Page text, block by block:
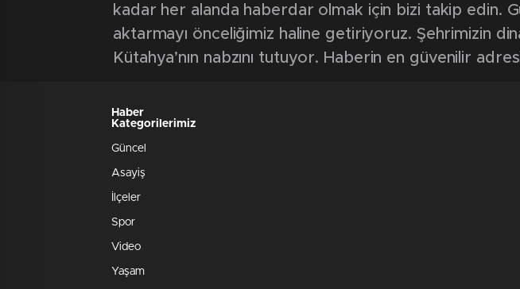
kadar her alanda haberdar olmak için bizi takip edin.
aktarmayı önceliğimiz haline getiriyoruz. Şehrimizin
Kütahya’nın nabzını tutuyor. Haberin en güvenilir
Haber
Kategorilerimiz
Güncel
Asayiş
İlçeler
Spor
Video
Yaşam